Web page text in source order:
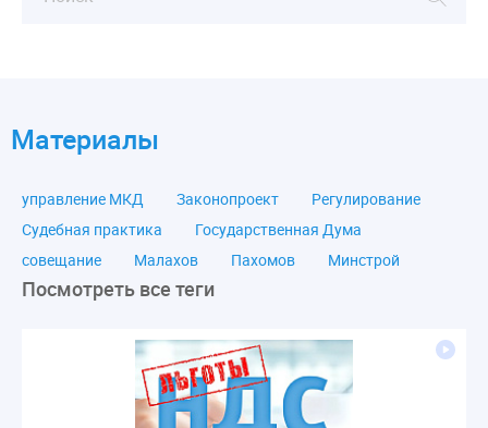
Материалы
управление МКД Законопроект
Регулирование
Судебная практика
Государственная Дума
совещание
Малахов Пахомов
Минстрой
ЛикбезЖКХ
ЖКХ
Строительная неделя
лицензирование
Верховный суд
управляющие компании
МКД
Экспертное мнение
капремонт
Посмотреть все теги